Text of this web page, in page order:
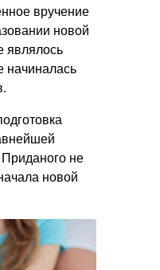
вручение
новой
являлось
начиналась
Приданого не
новой